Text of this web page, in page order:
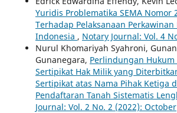
Yuridis Problematika SEMA Nomor
Terhadap Pelaksanaan
Indonesia , Notary Journal: Vol. 4
Nurul Khomariyah Syahroni,
Gunanegara, Perlindungan Hukum
Sertipikat Hak Milik yang
Sertipikat atas Nama Pihak Ketiga
Pendaftaran Tanah Sistematis
Journal: Vol. 2 No. 2 (2022): October